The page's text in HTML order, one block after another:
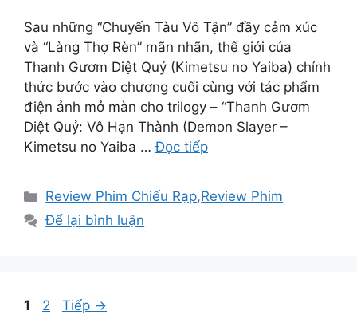
Sau những “Chuyến Tàu Vô Tận” đầy cảm xúc
và “Làng Thợ Rèn” mãn nhãn, thế giới của
Thanh Gươm Diệt Quỷ (Kimetsu no Yaiba) chính
thức bước vào chương cuối cùng với tác phẩm
điện ảnh mở màn cho trilogy – “Thanh Gươm
Diệt Quỷ: Vô Hạn Thành (Demon Slayer –
Kimetsu no Yaiba …Đọc tiếp
Danh
mục
Review Phim Chiếu Rạp,Review Phim
Để lại bình luận
Trang
1 Trang
2 Tiếp →